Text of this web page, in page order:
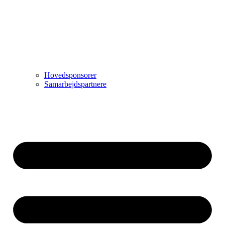
Hovedsponsorer
Samarbejdspartnere